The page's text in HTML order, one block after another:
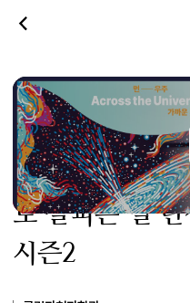
먼― 우주, 가까
the Universe)
로 살피는 별
시즌2